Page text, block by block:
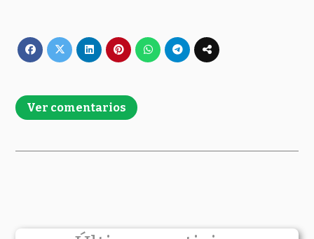
Ver comentarios